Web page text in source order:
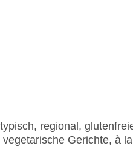
regional,
Gerichte, à